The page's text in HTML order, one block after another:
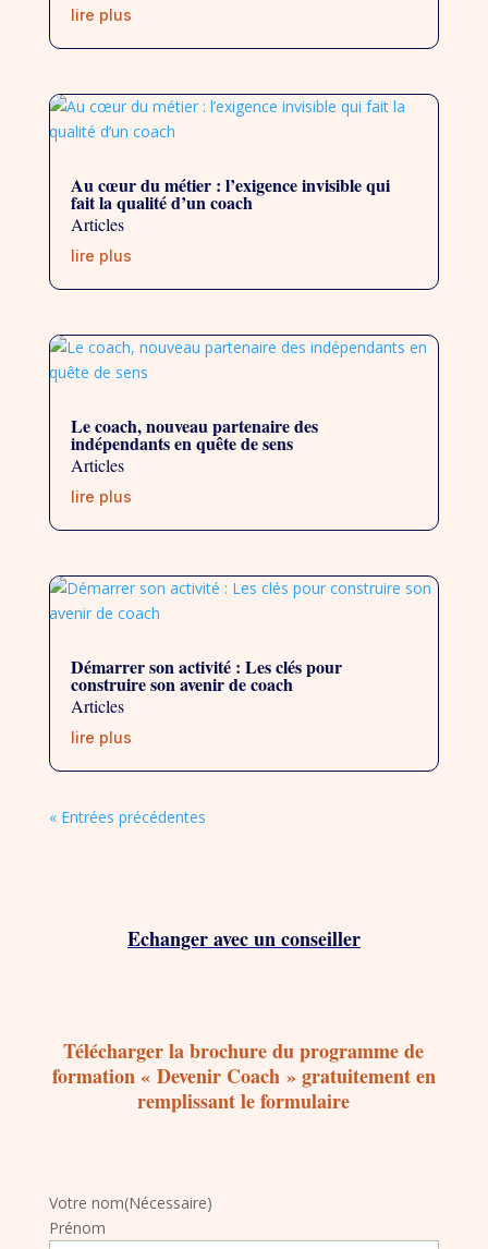
lire plus
Au cœur du métier : l’exigence invisible qui
fait la qualité d’un coach
Articles
lire plus
Le coach, nouveau partenaire des
indépendants en quête de sens
Articles
lire plus
Démarrer son activité : Les clés pour
construire son avenir de coach
Articles
lire plus
« Entrées précédentes
Echanger avec un conseiller
Télécharger la brochure du programme de
formation « Devenir Coach » gratuitement en
remplissant le formulaire
Votre nom(Nécessaire)
Prénom